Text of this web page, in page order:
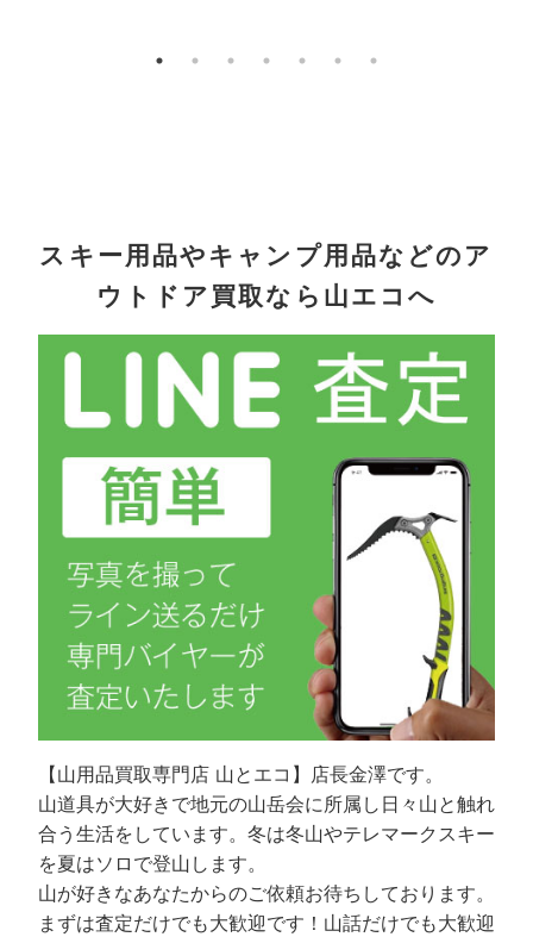
スキー用品やキャンプ用品などのア
ウトドア買取なら山エコへ
【山用品買取専門店 山とエコ】店長金澤です。
山道具が大好きで地元の山岳会に所属し日々山と触れ
合う生活をしています。冬は冬山やテレマークスキー
を夏はソロで登山します。
山が好きなあなたからのご依頼お待ちしております。
まずは査定だけでも大歓迎です！山話だけでも大歓迎